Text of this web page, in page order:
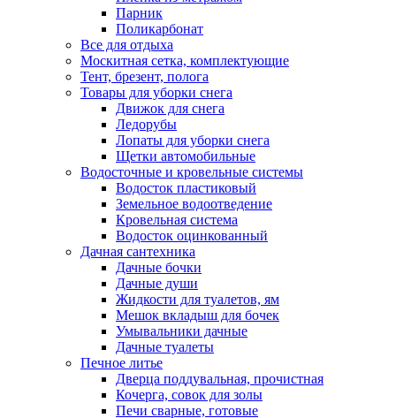
Парник
Поликарбонат
Все для отдыха
Москитная сетка, комплектующие
Тент, брезент, полога
Товары для уборки снега
Движок для снега
Ледорубы
Лопаты для уборки снега
Щетки автомобильные
Водосточные и кровельные системы
Водосток пластиковый
Земельное водоотведение
Кровельная система
Водосток оцинкованный
Дачная сантехника
Дачные бочки
Дачные души
Жидкости для туалетов, ям
Мешок вкладыш для бочек
Умывальники дачные
Дачные туалеты
Печное литье
Дверца поддувальная, прочистная
Кочерга, совок для золы
Печи сварные, готовые